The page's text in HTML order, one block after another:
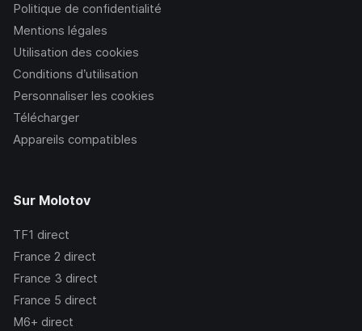
Politique de confidentialité
Mentions légales
Utilisation des cookies
Conditions d’utilisation
Personnaliser les cookies
Télécharger
Appareils compatibles
Sur Molotov
TF1 direct
France 2 direct
France 3 direct
France 5 direct
M6+ direct